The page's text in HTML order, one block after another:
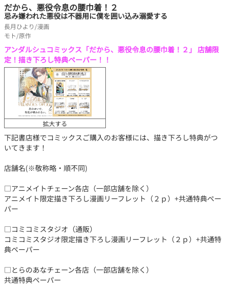
だから、悪役令息の腰巾着！２
忌み嫌われた悪役は不器用に僕を囲い込み溺愛する
長月ひより/漫画
モト/原作
アンダルシュコミックス「だから、悪役令息の腰巾着！２」 店舗限
定！描き下ろし特典ペーパー！！
拡大する
下記書店様でコミックスご購入のお客様には、描き下ろし特典がつ
いてきます！
店舗名(※敬称略・順不同)
□アニメイトチェーン各店（一部店舗を除く）
アニメイト限定描き下ろし漫画リーフレット（２ｐ）+共通特典ペー
パー
□コミコミスタジオ（通販）
コミコミスタジオ限定描き下ろし漫画リーフレット（２ｐ）+共通特
典ペーパー
□とらのあなチェーン各店（一部店舗を除く）
共通特典ペーパー